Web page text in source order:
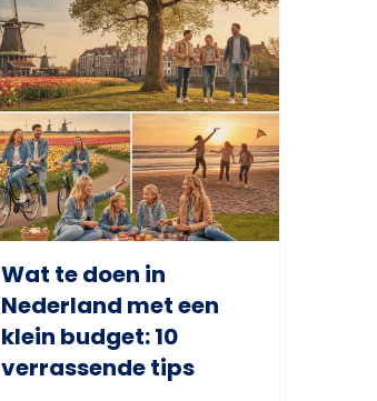
Wat te doen in
Nederland met een
klein budget: 10
verrassende tips